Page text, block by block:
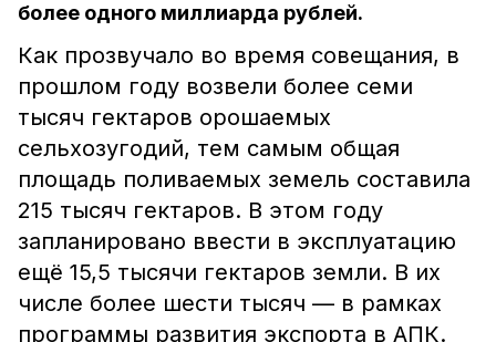
более одного миллиарда рублей.
Как прозвучало во время совещания, в
прошлом году возвели более семи
тысяч гектаров орошаемых
сельхозугодий, тем самым общая
площадь поливаемых земель составила
215 тысяч гектаров. В этом году
запланировано ввести в эксплуатацию
ещё 15,5 тысячи гектаров земли. В их
числе более шести тысяч — в рамках
программы развития экспорта в АПК.